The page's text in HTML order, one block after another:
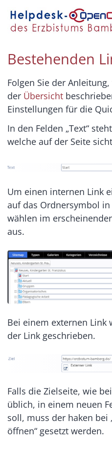
Zum Inhalt springen
Bestehenden
Folgen Sie der
der Übersicht
Einstellungen für die
In den Felden „Text“
welche auf der Seite
Um einen internen Link
auf das Ordnersymbol
wählen im
aus.
Bei einem externen Link
der Link geschrieben.
Falls die Zielseite, wie
üblich, in einem neuen
soll, muss der haken bei
öffnen“ gesetzt werden.